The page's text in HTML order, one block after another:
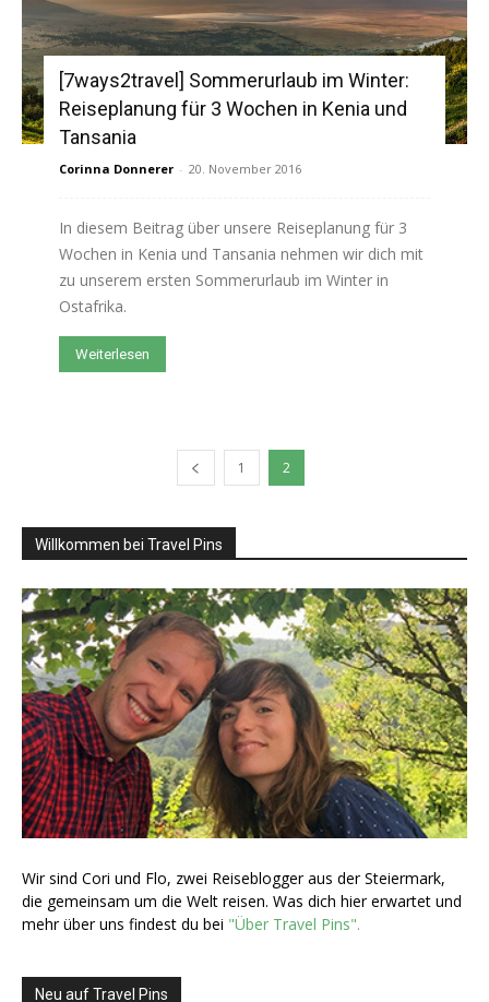
[7ways2travel] Sommerurlaub im Winter:
Reiseplanung für 3 Wochen in Kenia und
Tansania
Corinna Donnerer - 20. November 2016
In diesem Beitrag über unsere Reiseplanung für 3
Wochen in Kenia und Tansania nehmen wir dich mit
zu unserem ersten Sommerurlaub im Winter in
Ostafrika.
Weiterlesen
1 2
Willkommen bei Travel Pins
Wir sind Cori und Flo, zwei Reiseblogger aus der Steiermark,
die gemeinsam um die Welt reisen. Was dich hier erwartet und
mehr über uns findest du bei "Über Travel Pins".
Neu auf Travel Pins